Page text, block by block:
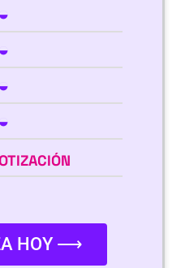
◒
◒
◒
◒
HOY ⟶